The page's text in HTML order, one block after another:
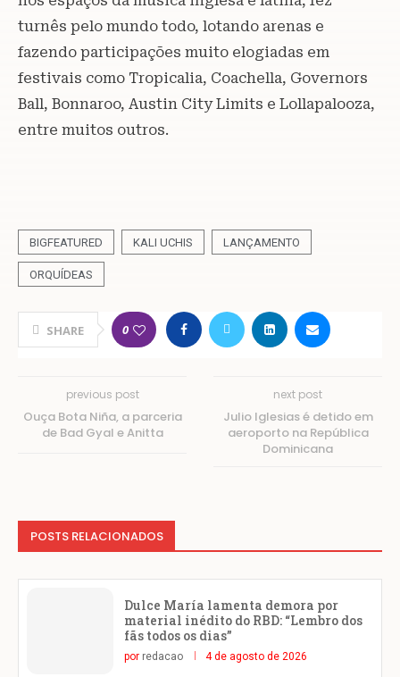
turnês pelo mundo todo, lotando arenas e
fazendo participações muito elogiadas em
festivais como Tropicalia, Coachella, Governors
Ball, Bonnaroo, Austin City Limits e Lollapalooza,
entre muitos outros.
BIGFEATURED KALI UCHIS LANÇAMENTO
ORQUÍDEAS
SHARE 0
previous post
Ouça Bota Niña, a parceria
de Bad Gyal e Anitta
next post
Julio Iglesias é detido em
aeroporto na República
Dominicana
POSTS RELACIONADOS
Dulce María lamenta demora por
material inédito do RBD: “Lembro dos
fãs todos os dias”
por redacao 4 de agosto de 2026